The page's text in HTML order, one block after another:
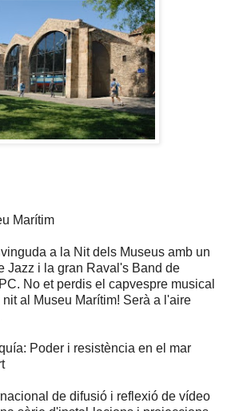
Marítim
a la Nit dels Museus amb un
Jazz i la gran Raval's Band de
No et perdis el capvespre musical
al Museu Marítim! Serà a l'aire
Poder i resistència en el mar
de difusió i reflexió de vídeo